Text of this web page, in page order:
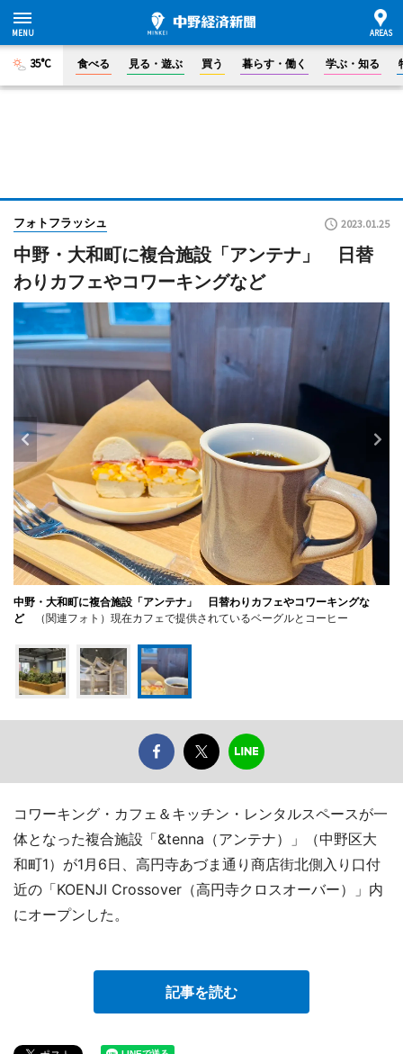
35°C 食べる 見る・遊ぶ 買う 暮らす・働く 学ぶ・知る
フォトフラッシュ 2023.01.25
中野・大和町に複合施設「アンテナ」 日替
わりカフェやコワーキングなど
中野・大和町に複合施設「アンテナ」 日替わりカフェやコワーキングな
ど（関連フォト）現在カフェで提供されているベーグルとコーヒー
コワーキング・カフェ＆キッチン・レンタルスペースが一
体となった複合施設「&tenna（アンテナ）」（中野区大
和町1）が1月6日、高円寺あづま通り商店街北側入り口付
近の「KOENJI Crossover（高円寺クロスオーバー）」内
にオープンした。
記事を読む